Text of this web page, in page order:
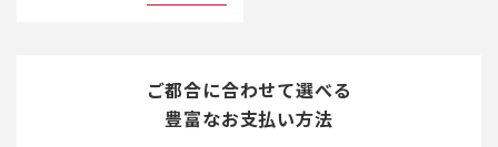
ご都合に合わせて選べる
豊富なお支払い方法